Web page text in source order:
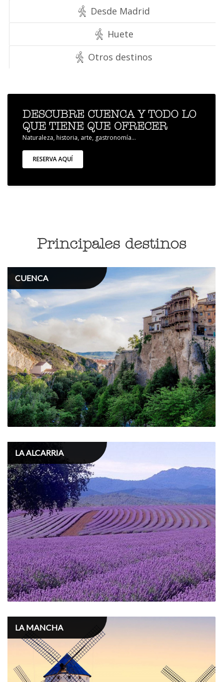
Desde Madrid
Huete
Otros destinos
DESCUBRE CUENCA Y TODO LO
QUE TIENE QUE OFRECER
Naturaleza, historia, arte, gastronomía...
RESERVA AQUÍ
Principales destinos
CUENCA
LA ALCARRIA
LA MANCHA